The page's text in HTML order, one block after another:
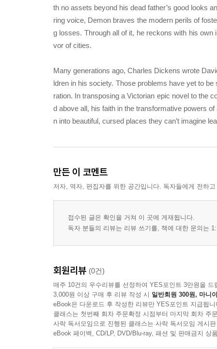
th no assets beyond his dead father’s good looks
ring voice, Demon braves the modern perils of
g losses. Through all of it, he reckons with his
vor of cities.
Many generations ago, Charles Dickens wrote
ldren in his society. Those problems have yet to
ration. In transposing a Victorian epic novel to the
d above all, his faith in the transformative powers
n into beautiful, cursed places they can’t imagine
만든 이 코멘트
저자, 역자, 편집자를 위한 공간입니다. 독자들에게 전하
접수된 글은 확인을 거쳐 이 곳에 게재됩니다.
독자 분들의 리뷰는 리뷰 쓰기를, 책에 대한 문의는
회원리뷰 (0건)
매주 10건의 우수리뷰를 선정하여 YES포인트 3만원을 드
3,000원 이상 구매 후 리뷰 작성 시 일반회원 300원, 마니
eBook은 다운로드 후 작성한 리뷰만 YES포인트 지급됩니
클래스는 첫번째 회차 주문확정 시점부터 마지막 회차 주
사락 독서모임으로 진행된 클래스는 사락 독서모임 게시
eBook 페이백, CD/LP, DVD/Blu-ray, 패션 및 판매금지 상